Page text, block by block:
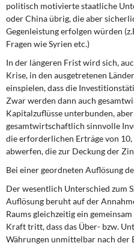
politisch motivierte staatliche
oder China übrig, die aber
Gegenleistung erfolgen würden
Fragen wie Syrien etc.)
In der längeren Frist wird sich,
Krise, in den ausgetretenen
einspielen, dass die
Zwar werden dann auch
Kapitalzuflüsse unterbunden,
gesamtwirtschaftlich sinnvolle
die erforderlichen Erträge von
abwerfen, die zur Deckung der
Bei einer geordneten Auflösung
Der wesentlich Unterschied zum
Auflösung beruht auf der
Raums gleichzeitig ein
Kraft tritt, dass das Über- bzw.
Währungen unmittelbar nach